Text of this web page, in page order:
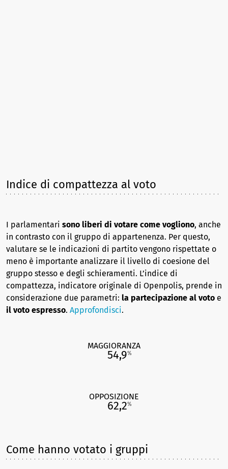
Indice di compattezza al voto
I parlamentari sono liberi di votare come vogliono, anche
in contrasto con il gruppo di appartenenza. Per questo,
valutare se le indicazioni di partito vengono rispettate o
meno è importante analizzare il livello di coesione del
gruppo stesso e degli schieramenti. L’indice di
compattezza, indicatore originale di Openpolis, prende in
considerazione due parametri: la partecipazione al voto e
il voto espresso. Approfondisci.
MAGGIORANZA
54,9%
OPPOSIZIONE
62,2%
Come hanno votato i gruppi